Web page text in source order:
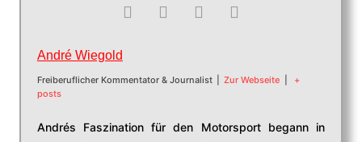
André Wiegold
Freiberuflicher Kommentator & Journalist Zur Webseite
+
posts
Andrés Faszination für den Motorsport begann in